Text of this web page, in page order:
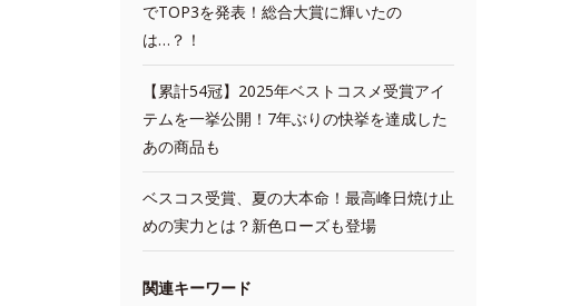
でTOP3を発表！総合大賞に輝いたの
は…？！
【累計54冠】2025年ベストコスメ受賞アイ
テムを一挙公開！7年ぶりの快挙を達成した
あの商品も
ベスコス受賞、夏の大本命！最高峰日焼け止
めの実力とは？新色ローズも登場
関連キーワード